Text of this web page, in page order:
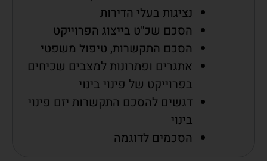
נציגות בעלי הדירות
הסכם שכ"ט בייצוג הפרוייקט
הסכם התקשרות, טיפול משפטי
אתגרים ופתרונות למצבים שכיחים
בפרוייקט של פינוי בינוי
דגשים להסכם התקשרות יזם פינוי
בינוי
הסכמים לדוגמה